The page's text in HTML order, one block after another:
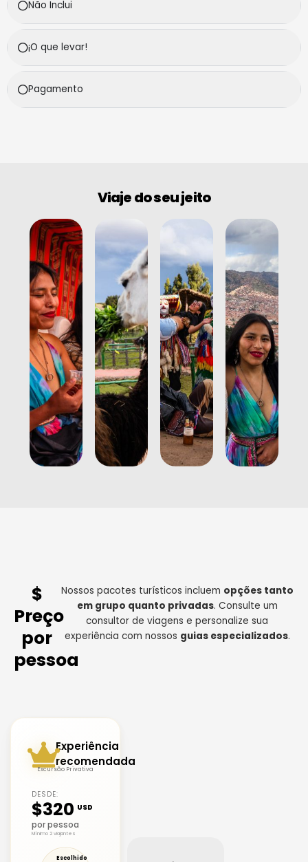
Não Inclui
¡O que levar!
Pagamento
Viaje do seu jeito
$
Preço
por
pessoa
Nossos pacotes turísticos incluem opções tanto
em grupo quanto privadas. Consulte um
consultor de viagens e personalize sua
experiência com nossos guias especializados.
Experiência
recomendada
Excursão Privativa
DESDE:
$320 USD
por pessoa
Mínimo 2 viajantes
Escolhido